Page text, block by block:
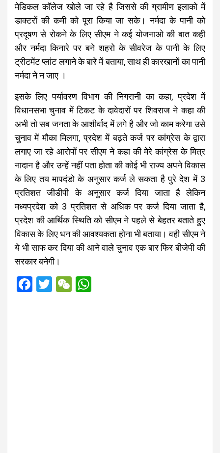
मेडिकल कॉलेज खोले जा रहे है जिससे की ग्रामीण इलाको में
डाक्टरों की कमी को पूरा किया जा सके। नर्मदा के पानी को
प्रदूषण से रोकने के लिए सीएम ने कई योजनाओ की बात कही
और नर्मदा किनारे पर बने शहरो के सीवरेज के पानी के लिए
ट्रीटमेंट प्लांट लगाने के बारे में बताया, साथ ही कारखानों का पानी
नर्मदा ने न जाए ।
इसके लिए पर्यावरण विभाग की निगरानी का कहा, प्रदेश में
विधानसभा चुनाव में टिकट के दावेदारों पर शिवराज ने कहा की
अभी तो सब जनता के आशीर्वाद में लगे है और जो काम करेगा उसे
चुनाव में मौका मिलगा, प्रदेश में बढ़ते कर्ज पर कांग्रेस के द्वारा
लगाए जा रहे आरोपों पर सीएम ने कहा की मेरे कांग्रेस के मित्र
नादान है और उन्हें नहीं पता होता की कोई भी राज्य अपने विकास
के लिए तय मापदंडो के अनुसार कर्ज ले सकता है पुरे देश में 3
प्रतिशत जीडीपी के अनुसार कर्ज दिया जाता है लेकिन
मध्यप्रदेश को 3 प्रतिशत से अधिक पर कर्ज दिया जाता है,
प्रदेश की आर्थिक स्थिति को सीएम ने पहले से बेहतर बताते हुए
विकास के लिए धन की आवश्यकता होना भी बताया। वही सीएम ने
ये भी साफ कर दिया की आने वाले चुनाव एक बार फिर बीजेपी की
सरकार बनेगी।
F
T
W